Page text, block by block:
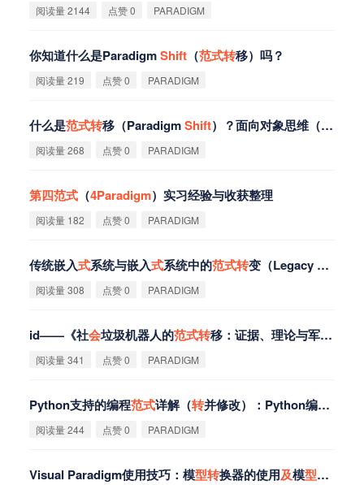
阅读量 2144 点赞 0 PARADIGM
你知道什么是ParadigmShift （范式转移）吗？
阅读量 219 点赞 0 PARADIGM
什么是范式转移（ParadigmShift）？面向对象思维（初级）
阅读量 268 点赞 0 PARADIGM
第四范式 （4Paradigm）实习经验与收获整理
阅读量 182 点赞 0 PARADIGM
传统嵌入式系统与嵌入式系统中的范式转变（Legacy Embedded Systems & Paradigm
阅读量 308 点赞 0 PARADIGM
id——《社会垃圾机器人的范式转移：证据、理论与军备竞赛工具》阅读笔记（The Paradigm-
阅读量 341 点赞 0 PARADIGM
Python支持的编程范式详解（转并修改）：Python编程
阅读量 244 点赞 0 PARADIGM
Visual Paradigm使用技巧：模型转换器的使用及模型对比